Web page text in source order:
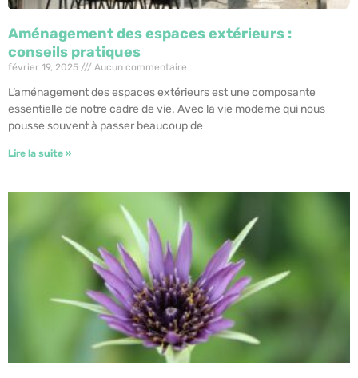
Aménagement des espaces extérieurs :
conseils pratiques
février 19, 2025 Aucun commentaire
L’aménagement des espaces extérieurs est une composante
essentielle de notre cadre de vie. Avec la vie moderne qui nous
pousse souvent à passer beaucoup de
Lire la suite »